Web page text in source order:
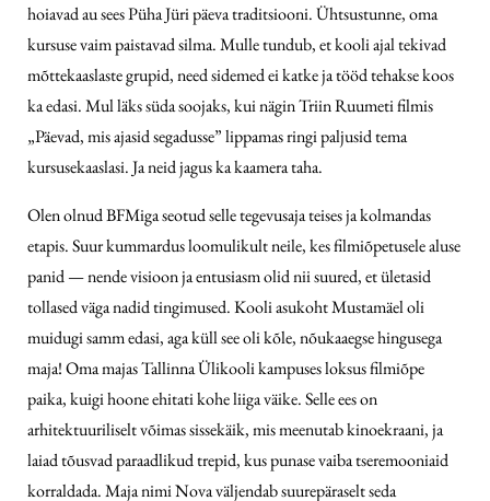
hoiavad au sees Püha Jüri päeva traditsiooni. Ühtsustunne, oma
kursuse vaim paistavad silma. Mulle tundub, et kooli ajal tekivad
mõttekaaslaste grupid, need sidemed ei katke ja tööd tehakse koos
ka edasi. Mul läks süda soojaks, kui nägin Triin Ruumeti filmis
„Päevad, mis ajasid segadusse” lippamas ringi paljusid tema
kursusekaaslasi. Ja neid jagus ka kaamera taha.
Olen olnud BFMiga seotud selle tegevusaja teises ja kolmandas
etapis. Suur kummardus loomulikult neile, kes filmiõpetusele aluse
panid — nende visioon ja entusiasm olid nii suured, et ületasid
tollased väga nadid tingimused. Kooli asukoht Mustamäel oli
muidugi samm edasi, aga küll see oli kõle, nõukaaegse hingusega
maja! Oma majas Tallinna Ülikooli kampuses loksus filmiõpe
paika, kuigi hoone ehitati kohe liiga väike. Selle ees on
arhitektuuriliselt võimas sissekäik, mis meenutab kinoekraani, ja
laiad tõusvad paraadlikud trepid, kus punase vaiba tseremooniaid
korraldada. Maja nimi Nova väljendab suurepäraselt seda